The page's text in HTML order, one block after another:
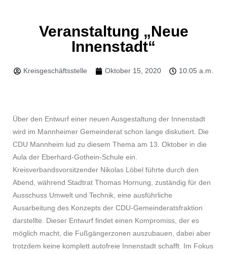
Veranstaltung „Neue
Innenstadt“
Kreisgeschäftsstelle Oktober 15, 2020 10:05 a.m.
Über den Entwurf einer neuen Ausgestaltung der Innenstadt
wird im Mannheimer Gemeinderat schon lange diskutiert. Die
CDU Mannheim lud zu diesem Thema am 13. Oktober in die
Aula der Eberhard-Gothein-Schule ein.
Kreisverbandsvorsitzender Nikolas Löbel führte durch den
Abend, während Stadtrat Thomas Hornung, zuständig für den
Ausschuss Umwelt und Technik, eine ausführliche
Ausarbeitung des Konzepts der CDU-Gemeinderatsfraktion
darstellte. Dieser Entwurf findet einen Kompromiss, der es
möglich macht, die Fußgängerzonen auszubauen, dabei aber
trotzdem keine komplett autofreie Innenstadt schafft. Im Fokus